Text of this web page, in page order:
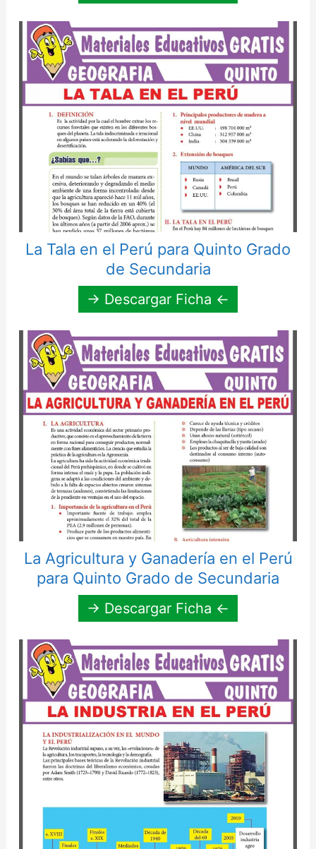
La Tala en el Perú para Quinto Grado
de Secundaria
→ Descargar Ficha ←
La Agricultura y Ganadería en el Perú
para Quinto Grado de Secundaria
→ Descargar Ficha ←